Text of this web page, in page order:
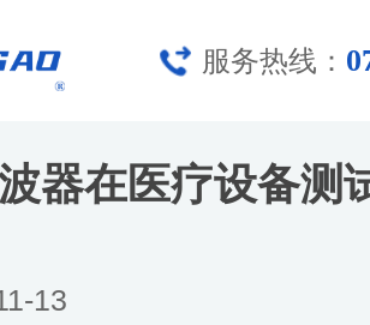
服务热线：
器在医疗设备测
13